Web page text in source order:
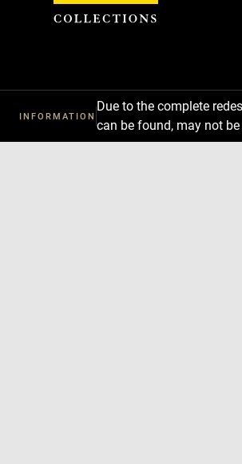
INFORMATION
Due to the complete
can be found, may not
Cookies management panel